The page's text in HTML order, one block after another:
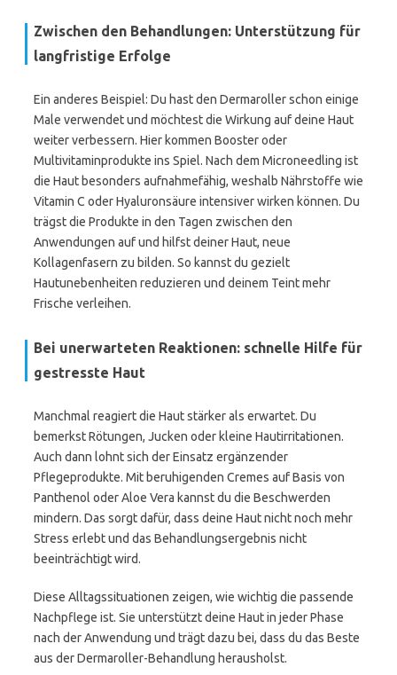
Zwischen den Behandlungen: Unterstützung für
langfristige Erfolge
Ein anderes Beispiel: Du hast den Dermaroller schon einige
Male verwendet und möchtest die Wirkung auf deine Haut
weiter verbessern. Hier kommen Booster oder
Multivitaminprodukte ins Spiel. Nach dem Microneedling ist
die Haut besonders aufnahmefähig, weshalb Nährstoffe wie
Vitamin C oder Hyaluronsäure intensiver wirken können. Du
trägst die Produkte in den Tagen zwischen den
Anwendungen auf und hilfst deiner Haut, neue
Kollagenfasern zu bilden. So kannst du gezielt
Hautunebenheiten reduzieren und deinem Teint mehr
Frische verleihen.
Bei unerwarteten Reaktionen: schnelle Hilfe für
gestresste Haut
Manchmal reagiert die Haut stärker als erwartet. Du
bemerkst Rötungen, Jucken oder kleine Hautirritationen.
Auch dann lohnt sich der Einsatz ergänzender
Pflegeprodukte. Mit beruhigenden Cremes auf Basis von
Panthenol oder Aloe Vera kannst du die Beschwerden
mindern. Das sorgt dafür, dass deine Haut nicht noch mehr
Stress erlebt und das Behandlungsergebnis nicht
beeinträchtigt wird.
Diese Alltagssituationen zeigen, wie wichtig die passende
Nachpflege ist. Sie unterstützt deine Haut in jeder Phase
nach der Anwendung und trägt dazu bei, dass du das Beste
aus der Dermaroller-Behandlung herausholst.